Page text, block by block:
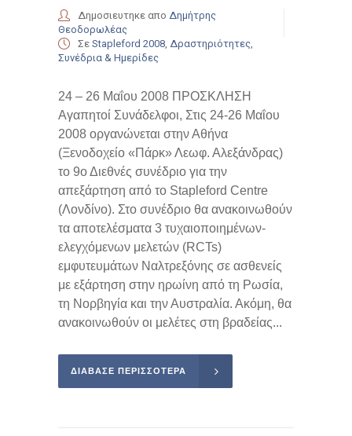
Δημοσιευτηκε απο Δημήτρης
Θεοδορωλέας
Σε Stapleford 2008 Δραστηριότητες
Συνέδρια & Ημερίδες
24 – 26 Μαΐου 2008 ΠΡΟΣΚΛΗΣΗ
Αγαπητοί Συνάδελφοι, Στις 24-26 Μαΐου
2008 οργανώνεται στην Αθήνα
(Ξενοδοχείο «Πάρκ» Λεωφ. Αλεξάνδρας)
το 9ο Διεθνές συνέδριο για την
απεξάρτηση από το Stapleford Centre
(Λονδίνο). Στο συνέδριο θα ανακοινωθούν
τα αποτελέσματα 3 τυχαιοποιημένων-
ελεγχόμενων μελετών (RCTs)
εμφυτευμάτων Ναλτρεξόνης σε ασθενείς
με εξάρτηση στην ηρωίνη από τη Ρωσία,
τη Νορβηγία και την Αυστραλία. Ακόμη, θα
ανακοινωθούν οι μελέτες στη βραδείας...
ΔΙΑΒΑΣΕ ΠΕΡΙΣΣΌΤΕΡΑ